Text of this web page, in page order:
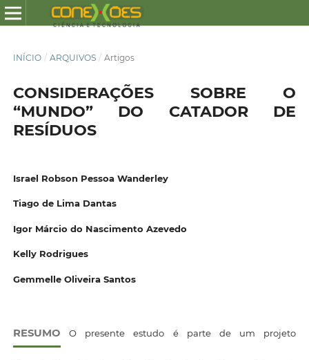
INÍCIO / ARQUIVOS / Artigos
CONSIDERAÇÕES SOBRE O
“MUNDO” DO CATADOR DE
RESÍDUOS
Israel Robson Pessoa Wanderley
Tiago de Lima Dantas
Igor Márcio do Nascimento Azevedo
Kelly Rodrigues
Gemmelle Oliveira Santos
RESUMO O presente estudo é parte de um projeto